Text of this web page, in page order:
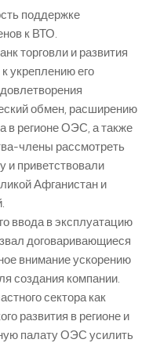
поддержке
к ВТО.
торговли и развития
укреплению его
обмен, расширению
в регионе ОЭС, а также
члены рассмотреть
и приветствовали
Афганистан и
ввода в эксплуатацию
договаривающиеся
внимание ускорению
создания компании.
сектора как
развития в регионе и
палату ОЭС усилить